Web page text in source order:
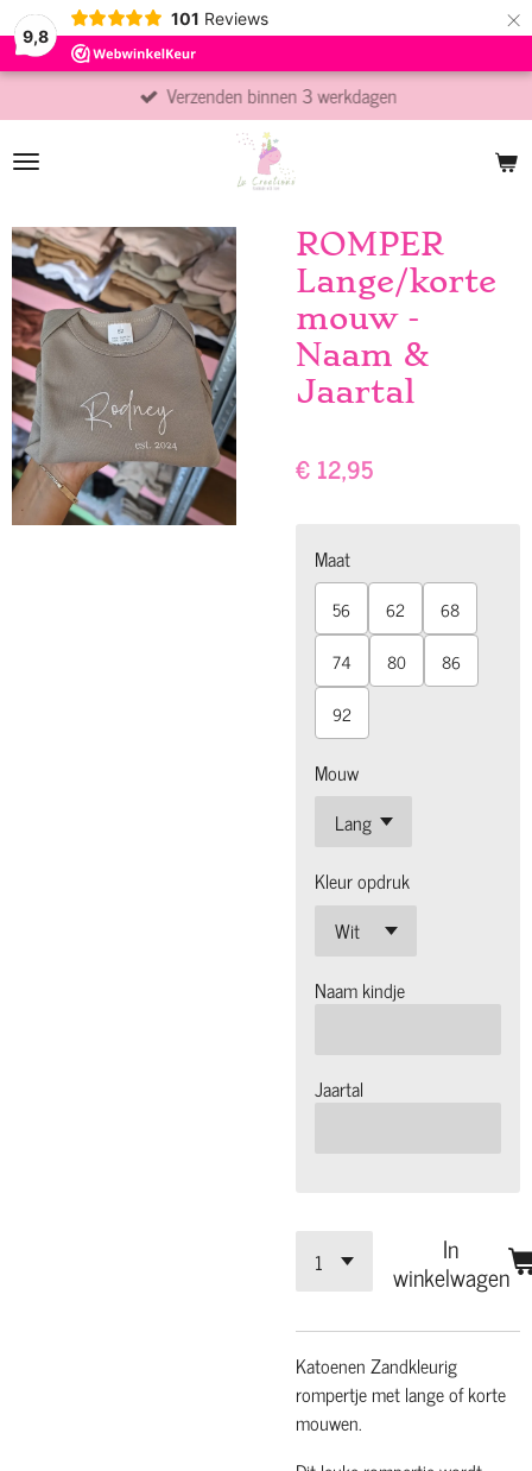
9,8
101 Reviews ×
Verzenden binnen 3 werkdagen
ROMPER
Lange/korte
mouw -
Naam &
Jaartal
€ 12,95
Maat
56 62
68
74
80
86
92
Mouw
Kleur opdruk
Naam kindje
Jaartal
In
winkelwagen
Katoenen Zandkleurig
rompertje met lange of korte
mouwen.